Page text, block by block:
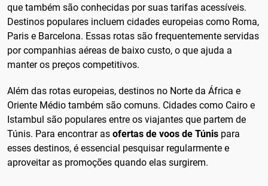
que também são conhecidas por suas tarifas acessíveis.
Destinos populares incluem cidades europeias como Roma,
Paris e Barcelona. Essas rotas são frequentemente servidas
por companhias aéreas de baixo custo, o que ajuda a
manter os preços competitivos.
Além das rotas europeias, destinos no Norte da África e
Oriente Médio também são comuns. Cidades como Cairo e
Istambul são populares entre os viajantes que partem de
Túnis. Para encontrar as ofertas de voos de Túnis para
esses destinos, é essencial pesquisar regularmente e
aproveitar as promoções quando elas surgirem.